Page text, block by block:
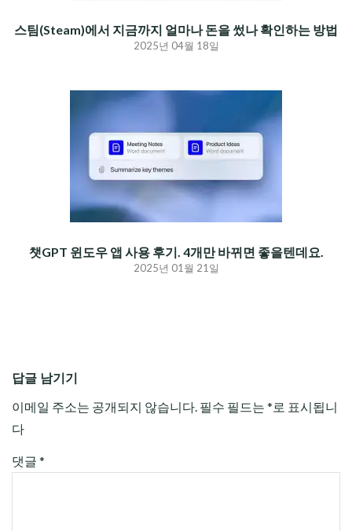
스팀(Steam)에서 지금까지 얼마나 돈을 썼나 확인하는 방법
2025년 04월 18일
챗GPT 윈도우 앱 사용 후기. 4개만 바뀌면 좋을텐데요.
2025년 01월 21일
답글 남기기
이메일 주소는 공개되지 않습니다. 필수 필드는 * 로 표시됩니
다
댓글 *